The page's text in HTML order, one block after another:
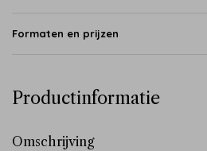
Formaten en prijzen
Productinformatie
Omschrijving